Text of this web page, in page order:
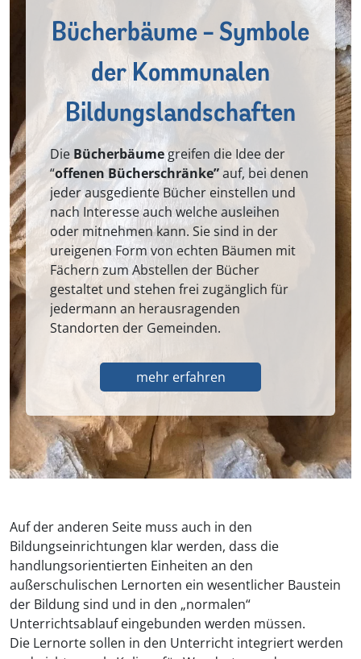
Bücherbäume – Symbole
der Kommunalen
Bildungslandschaften
Die Bücherbäumegreifen die Idee der
“offenen Bücherschränke”auf, bei denen
jeder ausgediente Bücher einstellen und
nach Interesse auch welche ausleihen
oder mitnehmen kann. Sie sind in der
ureigenen Form von echten Bäumen mit
Fächern zum Abstellen der Bücher
gestaltet und stehen frei zugänglich für
jedermann an herausragenden
Standorten der Gemeinden.
mehr erfahren
Auf der anderen Seite muss auch in den
Bildungseinrichtungen klar werden, dass die
handlungsorientierten Einheiten an den
außerschulischen Lernorten ein wesentlicher Baustein
der Bildung sind und in den „normalen“
Unterrichtsablauf eingebunden werden müssen.
Die Lernorte sollen in den Unterricht integriert werden